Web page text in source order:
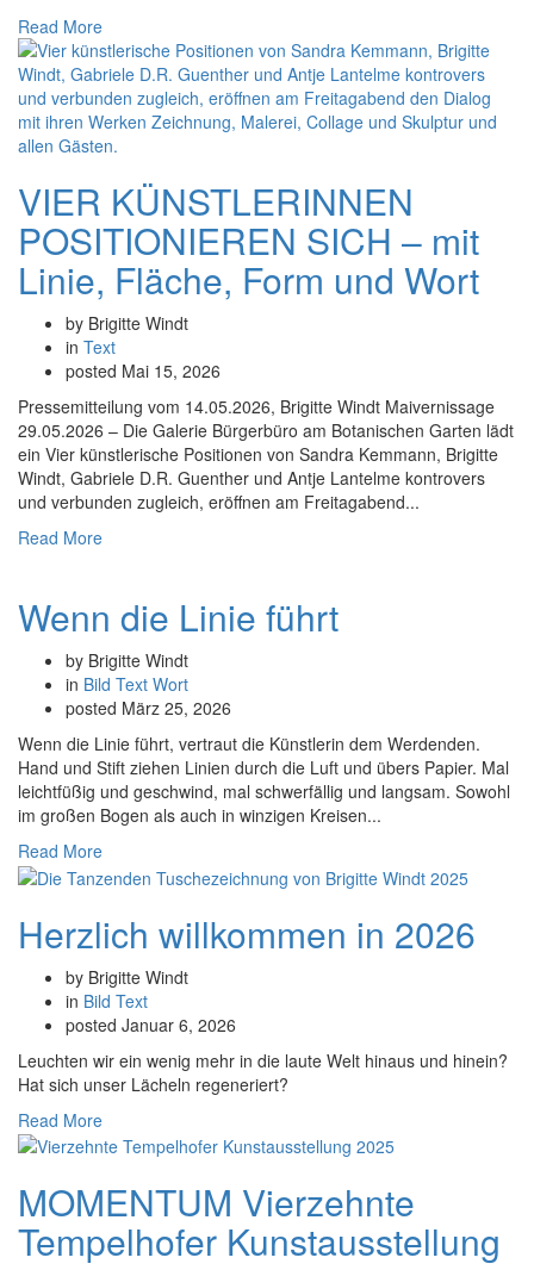
Read More
VIER KÜNSTLERINNEN
POSITIONIEREN SICH – mit
Linie, Fläche, Form und Wort
by Brigitte Windt
in Text
posted Mai 15, 2026
Pressemitteilung vom 14.05.2026, Brigitte Windt Maivernissage
29.05.2026 – Die Galerie Bürgerbüro am Botanischen Garten lädt
ein Vier künstlerische Positionen von Sandra Kemmann, Brigitte
Windt, Gabriele D.R. Guenther und Antje Lantelme kontrovers
und verbunden zugleich, eröffnen am Freitagabend...
Read More
Wenn die Linie führt
by Brigitte Windt
in Bild Text Wort
posted März 25, 2026
Wenn die Linie führt, vertraut die Künstlerin dem Werdenden.
Hand und Stift ziehen Linien durch die Luft und übers Papier. Mal
leichtfüßig und geschwind, mal schwerfällig und langsam. Sowohl
im großen Bogen als auch in winzigen Kreisen...
Read More
Herzlich willkommen in 2026
by Brigitte Windt
in Bild Text
posted Januar 6, 2026
Leuchten wir ein wenig mehr in die laute Welt hinaus und hinein?
Hat sich unser Lächeln regeneriert?
Read More
MOMENTUM Vierzehnte
Tempelhofer Kunstausstellung